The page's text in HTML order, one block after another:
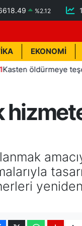
%2.12
EKONOMİ
öldürmeye teşebbüs
yeniden